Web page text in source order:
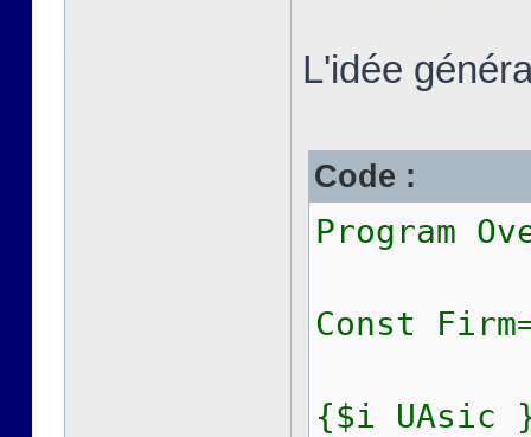
L'idée
Code :
Program
Const
{$i UAsic